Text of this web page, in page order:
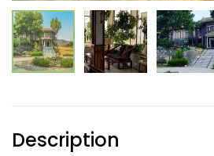
Description